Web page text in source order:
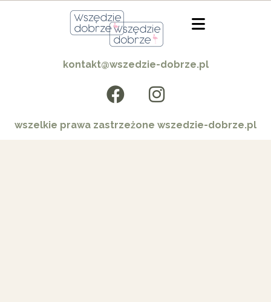
kontakt@wszedzie-dobrze.pl
wszelkie prawa zastrzeżone wszedzie-dobrze.pl